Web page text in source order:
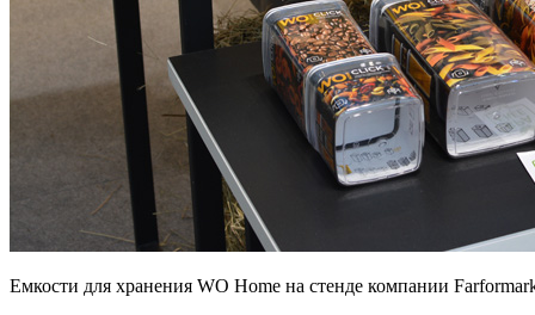
Емкости для хранения WO Home на стенде компании